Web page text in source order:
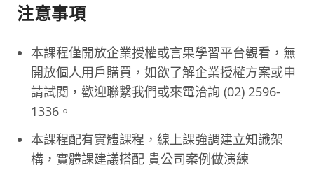
注意事項
本課程僅開放企業授權或言果學習平台觀看，無
開放個人用戶購買，如欲了解企業授權方案或申
請試閱，歡迎聯繫我們或來電洽詢 (02) 2596-
1336。
本課程配有實體課程，線上課強調建立知識架
構，實體課建議搭配 貴公司案例做演練